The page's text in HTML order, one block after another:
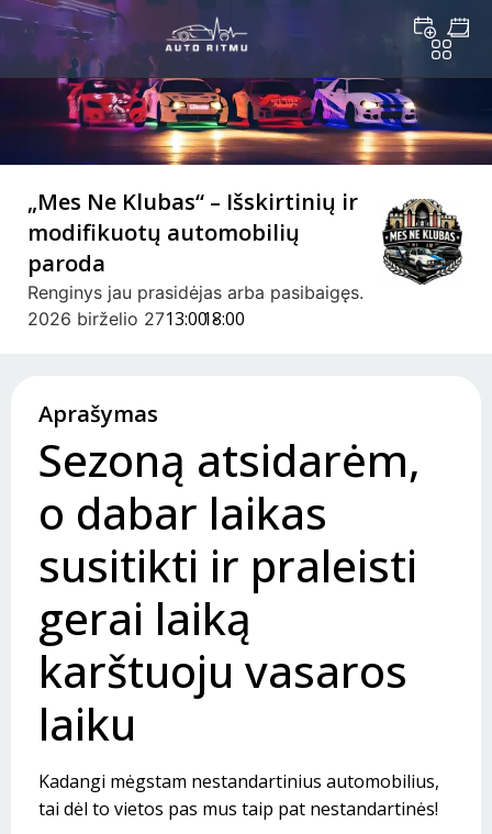
„Mes Ne Klubas“ – Išskirtinių ir
modifikuotų automobilių
paroda
Renginys jau prasidėjas arba pasibaigęs.
2026 birželio 2713:00 -18:00
Aprašymas
Sezoną atsidarėm,
o dabar laikas
susitikti ir praleisti
gerai laiką
karštuoju vasaros
laiku
Kadangi mėgstam nestandartinius automobilius,
tai dėl to vietos pas mus taip pat nestandartinės!